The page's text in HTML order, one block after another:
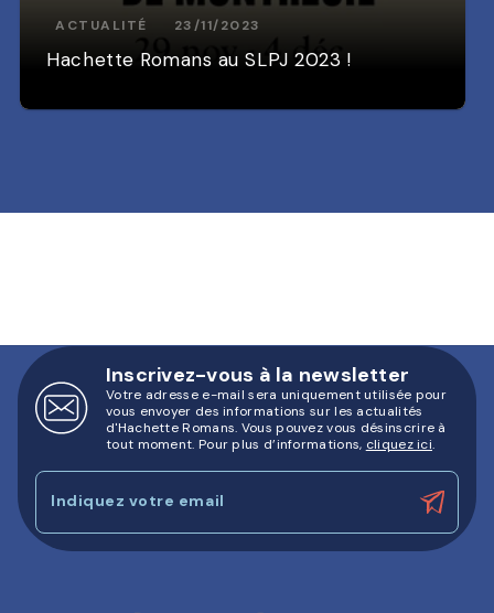
ACTUALITÉ 23/11/2023
Hachette Romans au SLPJ 2023 !
Inscrivez-vous à la newsletter
Votre adresse e-mail sera uniquement utilisée pour
vous envoyer des informations sur les actualités
d'Hachette Romans. Vous pouvez vous désinscrire à
tout moment. Pour plus d’informations, cliquez ici.
Indiquez votre email